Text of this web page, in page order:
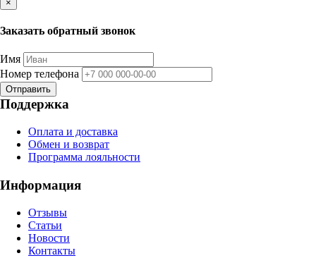
×
Заказать обратный звонок
Имя
Номер телефона
Отправить
Поддержка
Оплата и доставка
Обмен и возврат
Программа лояльности
Информация
Отзывы
Статьи
Новости
Контакты